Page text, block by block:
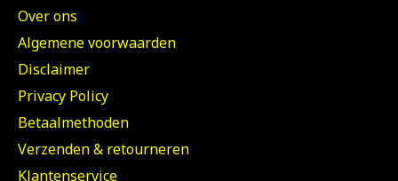
Over ons
Algemene voorwaarden
Disclaimer
Privacy Policy
Betaalmethoden
Verzenden & retourneren
Klantenservice